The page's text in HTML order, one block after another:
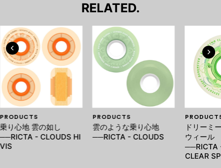
RELATED.
PRODUCTS
乗り心地 雲の如し
──RICTA - CLOUDS HI
VIS
PRODUCTS
雲のような乗り心地
──RICTA - CLOUDS
ドリーミ
ウィール
──RICTA
CLEAR